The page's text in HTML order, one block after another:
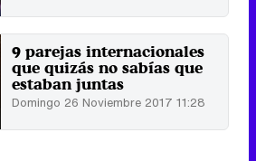
9 parejas internacionales
que quizás no sabías que
estaban juntas
Domingo 26 Noviembre 2017 11:28